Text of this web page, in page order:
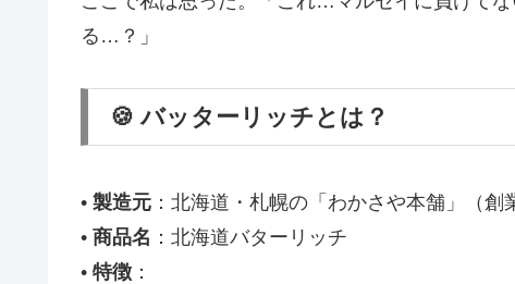
る…？」
🍪 バッターリッチとは？
• 製造元 ：北海道・札幌の「わかさや本舗」（創
• 商品名 ：北海道バターリッチ
• 特徴 ：